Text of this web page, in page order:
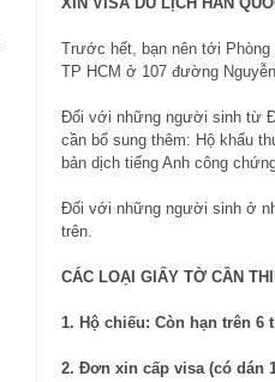
Trước hết, bạn nên tới Phòng
TP HCM ở 107 đường
Đối với những người sinh từ
cần bổ sung thêm: Hộ khẩu
bản dịch tiếng Anh công
Đối với những người sinh ở
trên.
CÁC LOẠI GIẤY TỜ CẦN
1. Hộ chiếu: Còn hạn trên
2. Đơn xin cấp visa (có dán